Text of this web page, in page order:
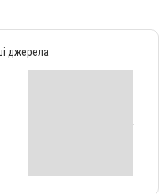
джерела